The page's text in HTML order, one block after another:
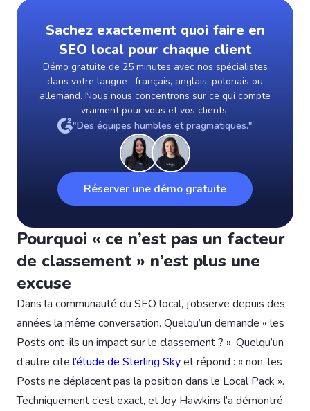
Sachez exactement quoi faire en
SEO local pour chaque client
Démo gratuite de 25 minutes avec nos spécialistes
dans votre langue : français, anglais, polonais ou
allemand. Nous nous concentrons sur ce qui compte
vraiment pour vous et vos clients.
"Des équipes humbles et pragmatiques."
Réserver une démo gratuite
Pourquoi « ce n’est pas un facteur
de classement » n’est plus une
excuse
Dans la communauté du SEO local, j’observe depuis des
années la même conversation. Quelqu’un demande « les
Posts ont-ils un impact sur le classement ? ». Quelqu’un
d’autre cite l’étude de Sterling Skyet répond : « non, les
Posts ne déplacent pas la position dans le Local Pack ».
Techniquement c’est exact, et Joy Hawkins l’a démontré